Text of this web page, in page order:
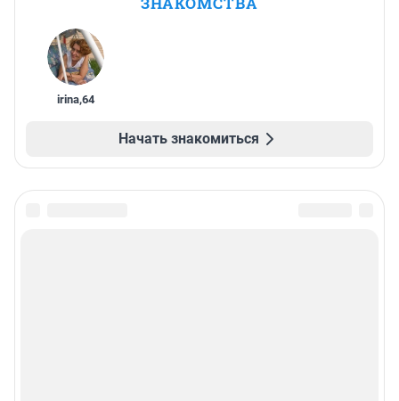
irina,64
Начать знакомиться